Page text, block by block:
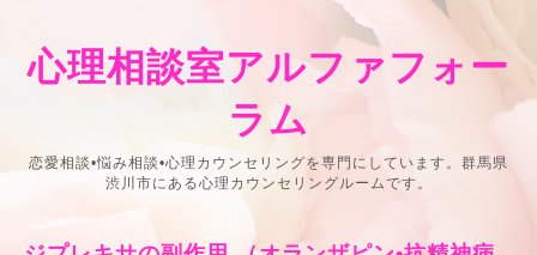
心理相談室アルファフォー
ラム
恋愛相談•悩み相談•心理カウンセリングを専門にしています。群馬県
渋川市にある心理カウンセリングルームです。